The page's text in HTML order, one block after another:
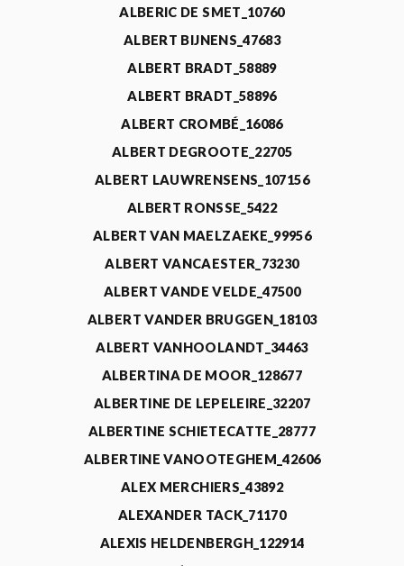
ALBERIC DE SMET_10760
ALBERT BIJNENS_47683
ALBERT BRADT_58889
ALBERT BRADT_58896
ALBERT CROMBÉ_16086
ALBERT DEGROOTE_22705
ALBERT LAUWRENSENS_107156
ALBERT RONSSE_5422
ALBERT VAN MAELZAEKE_99956
ALBERT VANCAESTER_73230
ALBERT VANDE VELDE_47500
ALBERT VANDER BRUGGEN_18103
ALBERT VANHOOLANDT_34463
ALBERTINA DE MOOR_128677
ALBERTINE DE LEPELEIRE_32207
ALBERTINE SCHIETECATTE_28777
ALBERTINE VANOOTEGHEM_42606
ALEX MERCHIERS_43892
ALEXANDER TACK_71170
ALEXIS HELDENBERGH_122914